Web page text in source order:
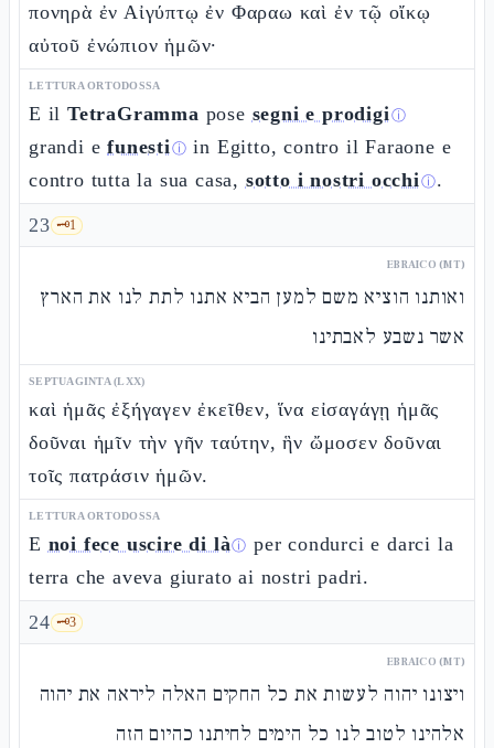
πονηρὰ ἐν Αἰγύπτῳ ἐν Φαραω καὶ ἐν τῷ οἴκῳ
αὐτοῦ ἐνώπιον ἡμῶν·
LETTURA ORTODOSSA
E il TetraGramma pose segni e prodigiⓘ
grandi efunestiⓘ in Egitto, contro il Faraone e
contro tutta la sua casa, sotto i nostri occhiⓘ.
23 🗝️1
EBRAICO (MT)
ואותנו הוציא משם למען הביא אתנו לתת לנו את הארץ
אשר נשבע לאבתינו
SEPTUAGINTA (LXX)
καὶ ἡμᾶς ἐξήγαγεν ἐκεῖθεν, ἵνα εἰσαγάγῃ ἡμᾶς
δοῦναι ἡμῖν τὴν γῆν ταύτην, ἣν ὤμοσεν δοῦναι
τοῖς πατράσιν ἡμῶν.
LETTURA ORTODOSSA
E noi fece uscire di làⓘ per condurci e darci la
terra che aveva giurato ai nostri padri.
24 🗝️3
EBRAICO (MT)
ויצונו יהוה לעשות את כל החקים האלה ליראה את יהוה
אלהינו לטוב לנו כל הימים לחיתנו כהיום הזה